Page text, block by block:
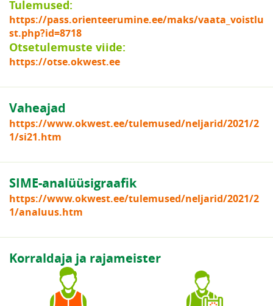
Tulemused:
https://pass.orienteerumine.ee/maks/vaata_voistlu
st.php?id=8718
Otsetulemuste viide:
https://otse.okwest.ee
Vaheajad
https://www.okwest.ee/tulemused/neljarid/2021/2
1/si21.htm
SIME-analüüsigraafik
https://www.okwest.ee/tulemused/neljarid/2021/2
1/analuus.htm
Korraldaja ja rajameister